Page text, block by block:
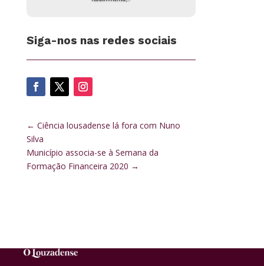
Siga-nos nas redes sociais
← Ciência lousadense lá fora com Nuno
Silva
Município associa-se à Semana da
Formação Financeira 2020 →